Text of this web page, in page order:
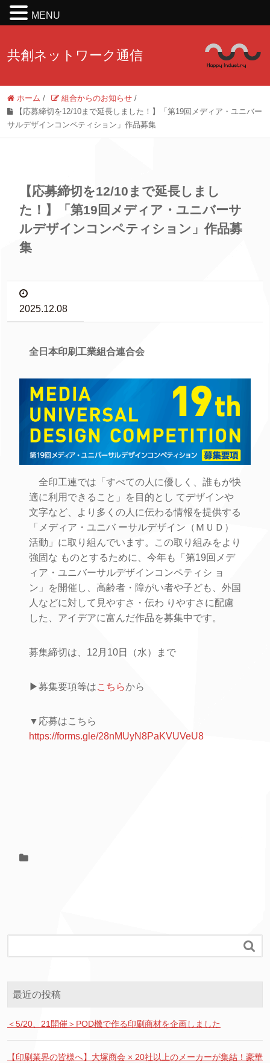
共創ネットワーク通信
ホーム / 組合からのお知らせ /
【応募締切を12/10まで延長しました！】「第19回メディア・ユニバー
サルデザインコンペティション」作品募集
【応募締切を12/10まで延長しまし
た！】「第19回メディア・ユニバーサ
ルデザインコンペティション」作品募
集
2025.12.08
全日本印刷工業組合連合会
全印工連では「すべての人に優しく、誰もが快
適に利用できること」を目的とし てデザインや
文字など、より多くの人に伝わる情報を提供する
「メディア・ユニバ ーサルデザイン（ＭＵＤ）
活動」に取り組んでいます。この取り組みをより
強固な ものとするために、今年も「第19回メデ
ィア・ユニバーサルデザインコンペティシ ョ
ン」を開催し、高齢者・障がい者や子ども、外国
人などに対して見やすさ・伝わ りやすさに配慮
した、アイデアに富んだ作品を募集中です。
募集締切は、12月10日（水）まで
▶募集要項等はこちらから
▼応募はこちら
https://forms.gle/28nMUyN8PaKVUVeU8

最近の投稿
＜5/20、21開催＞POD機で作る印刷商材を企画しました
【印刷業界の皆様へ】大塚商会 × 20社以上のメーカーが集結！豪華
MENU